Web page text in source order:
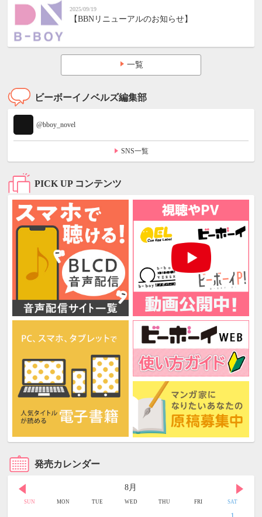
2025/09/19
【BBNリニューアルのお知らせ】
一覧
ビーボーイノベルズ編集部
@bboy_novel
SNS一覧
PICK UP コンテンツ
発売カレンダー
8月
SUN MON TUE WED THU FRI SAT